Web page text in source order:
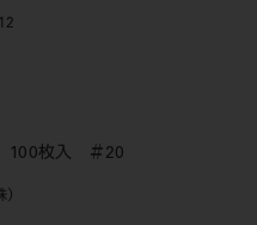
100枚入 ＃20